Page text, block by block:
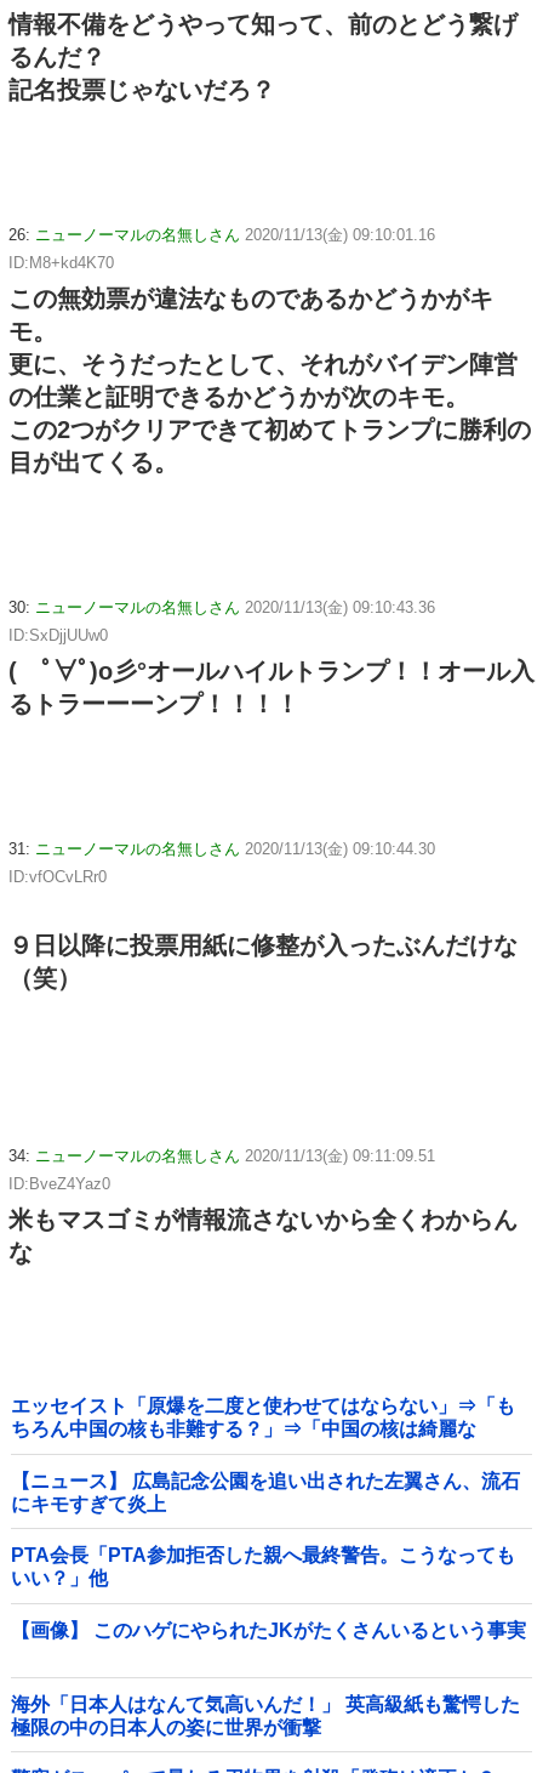
情報不備をどうやって知って、前のとどう繋げ
るんだ？
記名投票じゃないだろ？
26: ニューノーマルの名無しさん 2020/11/13(金) 09:10:01.16
ID:M8+kd4K70
この無効票が違法なものであるかどうかがキ
モ。
更に、そうだったとして、それがバイデン陣営
の仕業と証明できるかどうかが次のキモ。
この2つがクリアできて初めてトランプに勝利の
目が出てくる。
30: ニューノーマルの名無しさん 2020/11/13(金) 09:10:43.36
ID:SxDjjUUw0
( ﾟ∀ﾟ)o彡°オールハイルトランプ！！オール入
るトラーーーンプ！！！！
31: ニューノーマルの名無しさん 2020/11/13(金) 09:10:44.30
ID:vfOCvLRr0
９日以降に投票用紙に修整が入ったぶんだけな
（笑）
34: ニューノーマルの名無しさん 2020/11/13(金) 09:11:09.51
ID:BveZ4Yaz0
米もマスゴミが情報流さないから全くわからん
な
エッセイスト「原爆を二度と使わせてはならない」⇒「も
ちろん中国の核も非難する？」⇒「中国の核は綺麗な
核！」
【ニュース】 広島記念公園を追い出された左翼さん、流石
にキモすぎて炎上
PTA会長「PTA参加拒否した親へ最終警告。こうなっても
いい？」他
【画像】 このハゲにやられたJKがたくさんいるという事実
海外「日本人はなんて気高いんだ！」 英高級紙も驚愕した
極限の中の日本人の姿に世界が衝撃